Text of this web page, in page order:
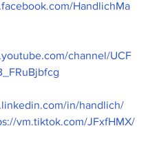
HandlichMa
channel/UCF
in/handlich/
vm.tiktok.com/JFxfHMX/